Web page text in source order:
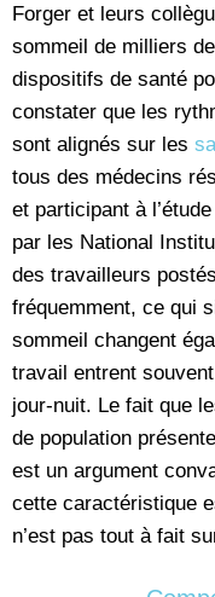
Forger et leurs
sommeil de milliers
dispositifs de santé
constater que les
sont alignés sur les
tous des médecins
et participant à
par les National
des travailleurs
fréquemment, ce qui
sommeil changent
travail entrent
jour-nuit. Le fait que
de population
est un argument
cette caractéristique
n’est pas tout à fait